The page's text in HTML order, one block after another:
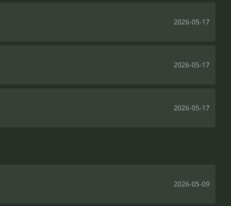
2026-05-17
2026-05-17
2026-05-17
2026-05-09